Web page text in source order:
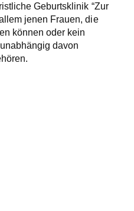
Geburtsklinik “Zur
jenen Frauen, die
können oder kein
davon